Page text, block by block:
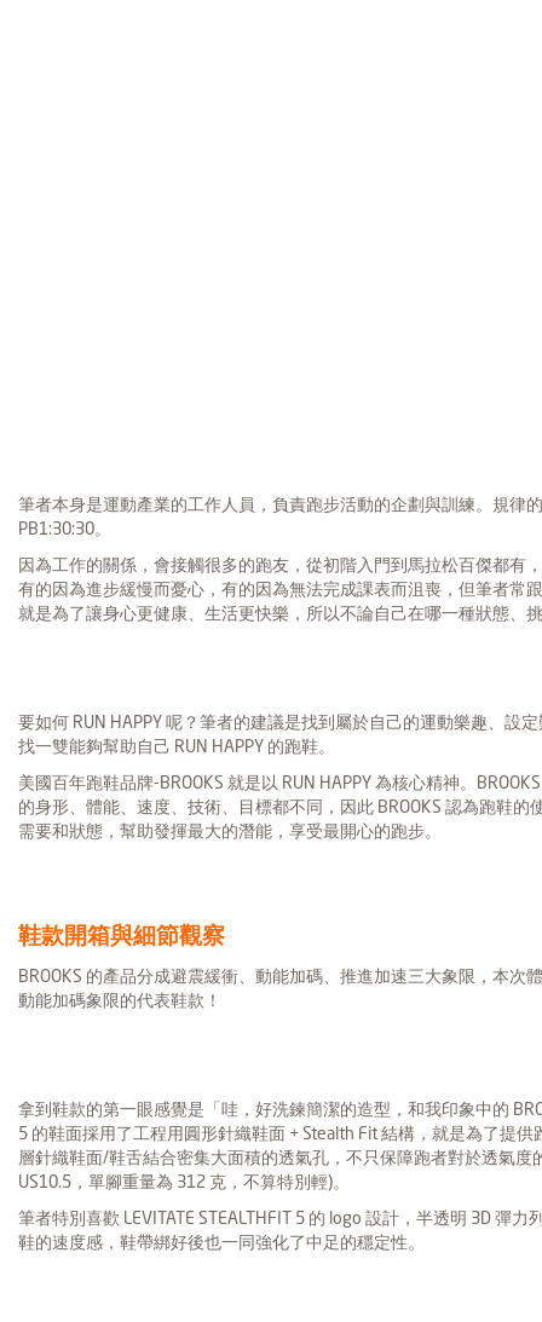
筆者本身是運動產業的工作人員，負責跑步活動的企劃與訓練。規律
PB1:30:30。
因為工作的關係，會接觸很多的跑友，從初階入門到馬拉松百傑都有
有的因為進步緩慢而憂心，有的因為無法完成課表而沮喪，但筆者常
就是為了讓身心更健康、生活更快樂，所以不論自己在哪一種狀態、
要如何 RUN HAPPY 呢？筆者的建議是找到屬於自己的運動樂趣、設
找一雙能夠幫助自己 RUN HAPPY 的跑鞋。
美國百年跑鞋品牌-BROOKS 就是以 RUN HAPPY 為核心精神。
的身形、體能、速度、技術、目標都不同，因此 BROOKS 認為跑鞋
需要和狀態，幫助發揮最大的潛能，享受最開心的跑步。
鞋款開箱與細節觀察
BROOKS 的產品分成避震緩衝、動能加碼、推進加速三大象限，本次
動能加碼象限的代表鞋款！
拿到鞋款的第一眼感覺是「哇，好洗鍊簡潔的造型，和我印象中的
5 的鞋面採用了工程用圓形針織鞋面 + Stealth Fit 結構，就是為了提
層針織鞋面/鞋舌結合密集大面積的透氣孔，不只保障跑者對於透氣度
US10.5，單腳重量為 312 克，不算特別輕)。
筆者特別喜歡 LEVITATE STEALTHFIT 5 的 logo 設計，半透明 3D 彈
鞋的速度感，鞋帶綁好後也一同強化了中足的穩定性。